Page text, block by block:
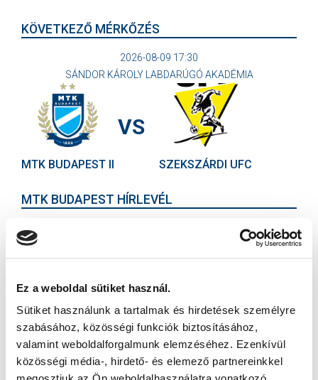
Ez a weboldal sütiket használ.
Sütiket használunk a tartalmak és hirdetések személyre
szabásához, közösségi funkciók biztosításához,
valamint weboldalforgalmunk elemzéséhez. Ezenkívül
közösségi média-, hirdető- és elemező partnereinkkel
KÖVETKEZŐ MÉRKŐZÉS
2026-08-09 17:30
SÁNDOR KÁROLY LABDARÚGÓ AKADÉMIA
MTK BUDAPEST II
VS
SZEKSZÁRDI UFC
MTK BUDAPEST HÍRLEVÉL
Elfogadom azAdatvédelmi tájékoztatót!
FELIRATKOZOM